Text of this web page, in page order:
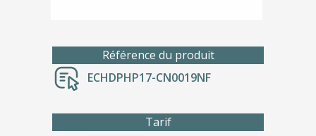
Référence du produit
ECHDPHP17-CN0019NF
Tarif